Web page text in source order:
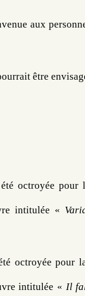
aux
être
octroyée pour
intitulée «
octroyée pour
intitulée « Il